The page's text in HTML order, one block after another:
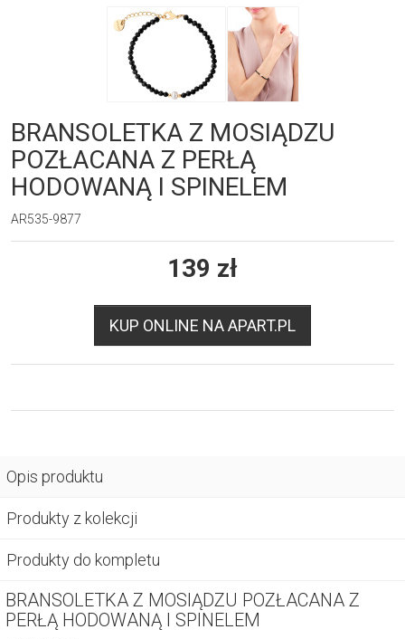
BRANSOLETKA Z MOSIĄDZU
POZŁACANA Z PERŁĄ
HODOWANĄ I SPINELEM
AR535-9877
139 zł
KUP ONLINE NA APART.PL
Opis produktu
Produkty z kolekcji
Produkty do kompletu
BRANSOLETKA Z MOSIĄDZU POZŁACANA Z
PERŁĄ HODOWANĄ I SPINELEM